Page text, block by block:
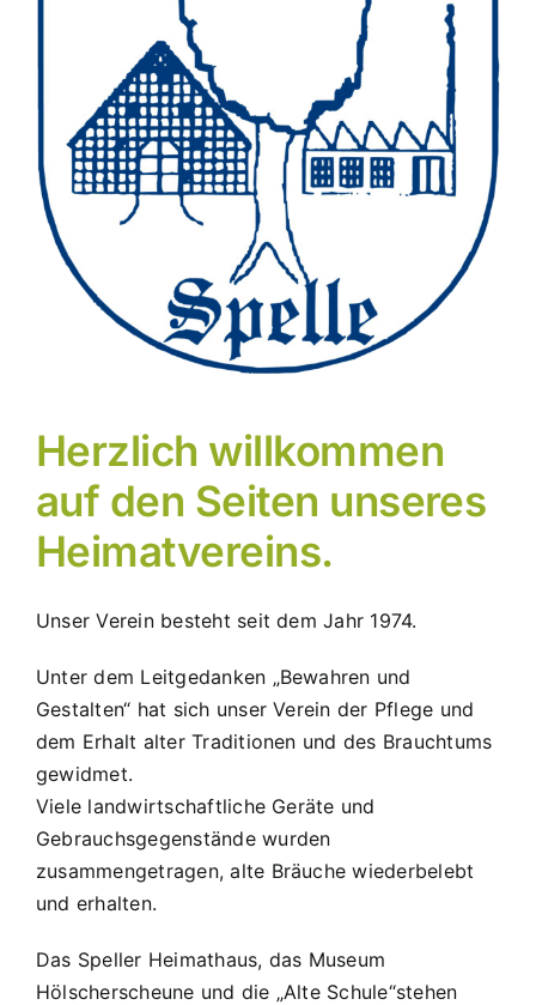
Herzlich willkommen
auf den Seiten unseres
Heimatvereins.
Unser Verein besteht seit dem Jahr 1974.
Unter dem Leitgedanken „Bewahren und
Gestalten“ hat sich unser Verein der Pflege und
dem Erhalt alter Traditionen und des Brauchtums
gewidmet.
Viele landwirtschaftliche Geräte und
Gebrauchsgegenstände wurden
zusammengetragen, alte Bräuche wiederbelebt
und erhalten.
Das Speller Heimathaus, das Museum
Hölscherscheune und die „Alte Schule“stehen